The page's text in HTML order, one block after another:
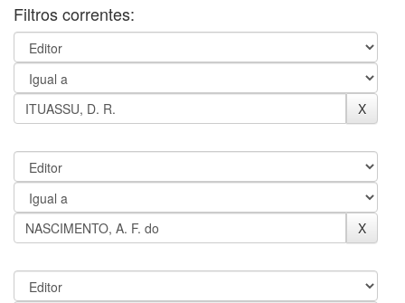
Filtros correntes: